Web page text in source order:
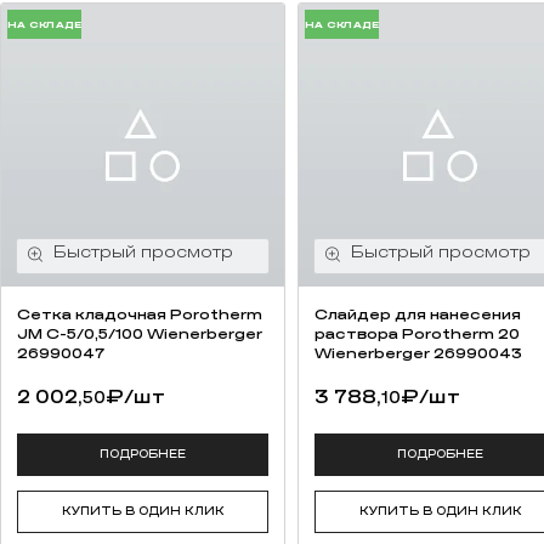
НА СКЛАДЕ
Сетка кладочная Porotherm
JM C-5/0,5/100 Wienerberger
26990047
2 002,50₽/шт
ПОДРОБНЕЕ
КУПИТЬ В ОДИН КЛИК
НА СКЛАДЕ
Слайдер для нанесения
раствора Porotherm 20
Wienerberger 26990043
3 788,10₽/шт
ПОДРОБНЕЕ
КУПИТЬ В ОДИН КЛИК